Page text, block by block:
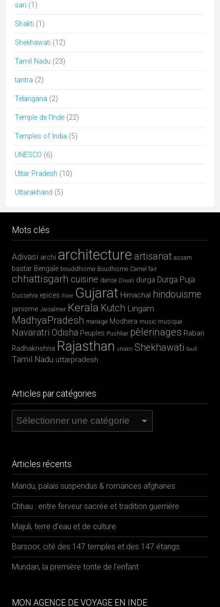
sari (1)
Shakti (1)
Shekhawati (12)
Tamil Nadu (23)
tantra (2)
Telangana (2)
Temple de l'Inde (22)
Temples of India (5)
UNESCO (6)
Uttar Pradesh (10)
Uttarakhand (5)
Mots clés
Adivasi archi architecture artisanat assam
bastar Bengale bouddhisme Boudhisme Camel fair
chhattisgarh cuisine danse Diwali durga Durga Puja
Dussehra epices Foire Gujarat Himachal hindouisme
jainisme Jaisalmer Kerala Kutch Lingam
MadhyaPradesh mariage Modhera music musique
Navaratri Odisha Peuples Pushkar pèlerinages Rabari
Radhakrishna Rajasthan shakti Shekhawati Soufi
Tamil Nadu uttarpradesh
Articles par catégories
Articles
Articles récents
Mandu, palais suspendus & romances afghanes
Chhau : entre ferveur sacrée et tradition guerrière
Majuli, terre d’eau et de culture
Barsoor, cité des 147 temples et des 147 étangs
Mundan, la première tonte de l’enfant
MON AGENCE DE VOYAGE EN INDE